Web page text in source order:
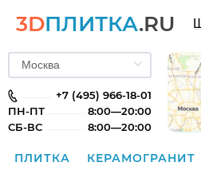
3DПЛИТКА.RU
+7 (495) 966-18-01
ПН-ПТ
8:00—20:00
СБ-ВС
8:00—20:00
ПЛИТКА КЕРАМОГРАНИТ